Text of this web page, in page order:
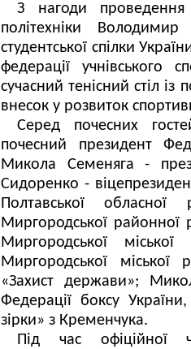
З нагоди проведення
політехніки
студентської спілки
федерації учнівського
сучасний тенісний стіл
внесок у розвиток
Серед почесних
почесний президент
Микола Семеняга -
Сидоренко -
Полтавської
Миргородської районної
Миргородської
Миргородської
«Захист держави»;
Федерації боксу
зірки» з Кременчука.
Під час офіційної